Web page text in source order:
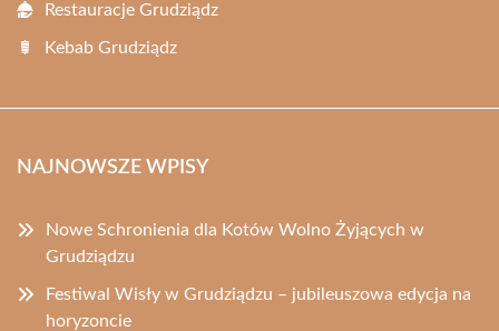
Restauracje Grudziądz
Kebab Grudziądz
NAJNOWSZE WPISY
Nowe Schronienia dla Kotów Wolno Żyjących w
Grudziądzu
Festiwal Wisły w Grudziądzu – jubileuszowa edycja na
horyzoncie